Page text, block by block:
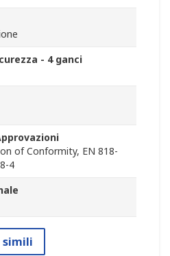
- 4 ganci
of Conformity, EN 818-
4
simili